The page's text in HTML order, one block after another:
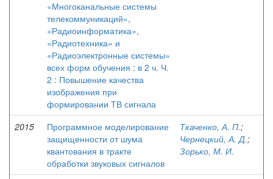
«Многоканальные системы
телекоммуникаций»,
«Радиоинформатика»,
«Радиотехника» и
«Радиоэлектронные системы»
всех форм обучения : в 2 ч. Ч.
2 : Повышение качества
изображения при
формировании ТВ сигнала
2015
Программное моделирование
защищенности от шума
квантования в тракте
обработки звуковых сигналов
Ткаченко, А. П.;
Чернецкий, А. Д.;
Зорько, М. И.